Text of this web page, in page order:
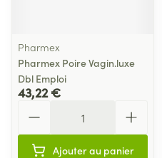
Pharmex
Pharmex Poire Vagin.luxe
Dbl Emploi
43,22 €
Ajouter au panier